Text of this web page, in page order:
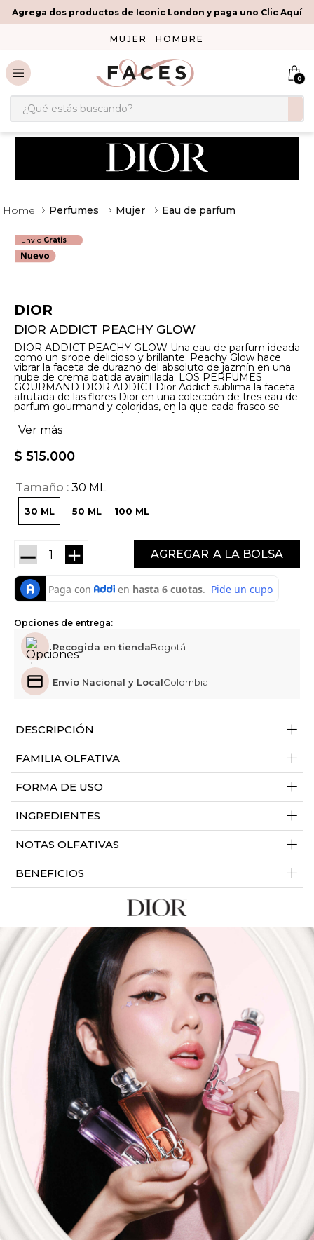
Agrega dos productos de Iconic London y paga uno Clic Aquí
MUJER HOMBRE
0
¿Qué estás buscando?
Perfumes Mujer Eau de parfum
Envío Gratis
DIOR
DIOR ADDICT PEACHY GLOW
DIOR ADDICT PEACHY GLOW Una eau de parfum ideada
como un sirope delicioso y brillante. Peachy Glow hace
vibrar la faceta de durazno del absoluto de jazmín en una
nube de crema batida avainillada. LOS PERFUMES
GOURMAND DIOR ADDICT Dior Addict sublima la faceta
afrutada de las flores Dior en una colección de tres eau de
parfum gourmand y coloridas, en la que cada frasco se
presenta en un tono de sirope afrutado.
Ver más
$ 515.000
Tamaño 30 ML
100 ML
30 ML 50 ML
＋
－ AGREGAR
Opciones de entrega:
Recogida en tiendaBogotá
Envío Nacional y LocalColombia
DESCRIPCIÓN +
FAMILIA OLFATIVA +
FORMA DE USO +
INGREDIENTES +
NOTAS OLFATIVAS +
BENEFICIOS +